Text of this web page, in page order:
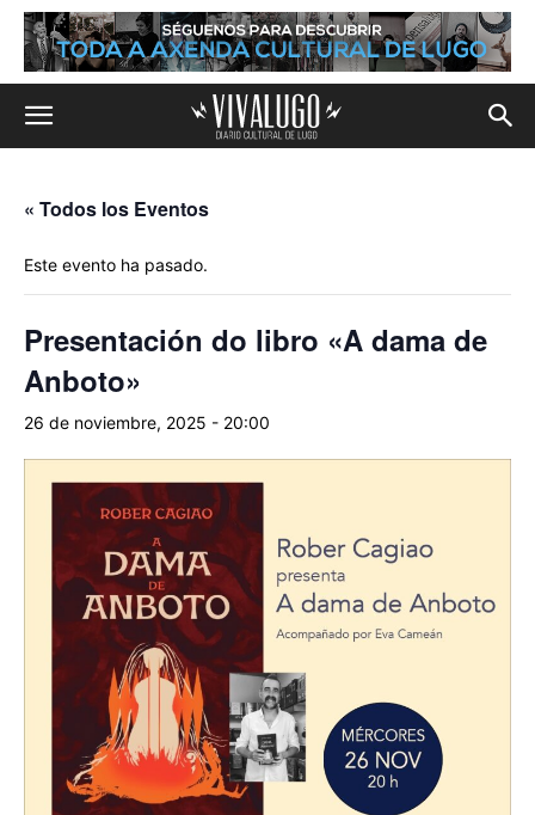
« Todos los Eventos
Este evento ha pasado.
Presentación do libro «A dama de
Anboto»
26 de noviembre, 2025 - 20:00